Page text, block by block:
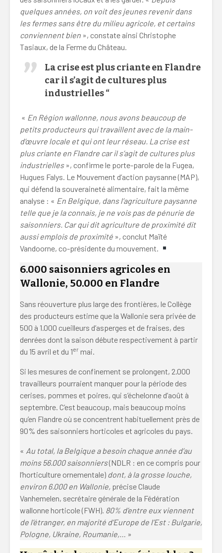
quelques années, on voit des jeunes revenir dans
les fermes sans être du milieu agricole, et certains
conviennent bien », constate ainsi Christophe
Tasiaux, de la Ferme du Château.
La crise est plus criante en Flandre
car il s’agit de cultures plus
industrielles “
« En Région wallonne, nous avons beaucoup de
petits producteurs qui travaillent avec de la main-
d’œuvre locale et qui ont leur réseau. La crise est
plus criante en Flandre car il s’agit de cultures plus
industrielles », confirme le porte-parole de la Fugea,
Hugues Falys. Le Mouvement d’action paysanne (MAP),
qui défend la souveraineté alimentaire, fait la même
analyse : « En Belgique, dans l’agriculture paysanne
telle que je la connais, je ne vois pas de pénurie de
saisonniers. Car qui dit agriculture de proximité dit
aussi emplois de proximité », conclut Maïté
Vandoorne, co-présidente du mouvement.
6.000 saisonniers agricoles en
Wallonie, 50.000 en Flandre
Sans réouverture plus large des frontières, le Collège
des producteurs estime que la Wallonie sera privée de
500 à 1.000 cueilleurs d’asperges et de fraises, des
denrées dont la saison débute respectivement à partir
du 15 avril et du 1er mai.
Si les mesures de confinement se prolongent, 2.000
travailleurs pourraient manquer pour la période des
cerises, pommes et poires, qui s’échelonne d’août à
septembre. C’est beaucoup, mais beaucoup moins
qu’en Flandre où se concentrent habituellement près de
90% des saisonniers horticoles et agricoles du pays.
« Au total, la Belgique a besoin chaque année d’au
moins 56.000 saisonniers(NDLR : en ce compris pour
l’horticulture ornementale) dont, à la grosse louche,
environ 6.000 en Wallonie, précise Claude
Vanhemelen, secrétaire générale de la Fédération
wallonne horticole (FWH). 80% d’entre eux viennent
de l’étranger, en majorité d’Europe de l’Est : Bulgarie,
Pologne, Ukraine, Roumanie,… »